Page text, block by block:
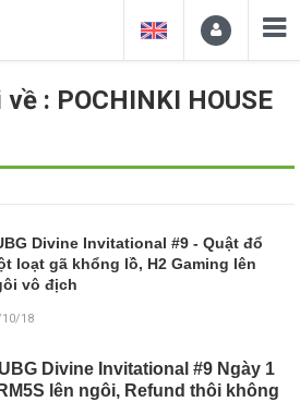
: POCHINKI HOUSE
Divine Invitational #9 - Quật đổ
loạt gã khổng lồ, H2 Gaming lên
vô địch
10/18
Divine Invitational #9 Ngày 1
lên ngôi, Refund thôi không